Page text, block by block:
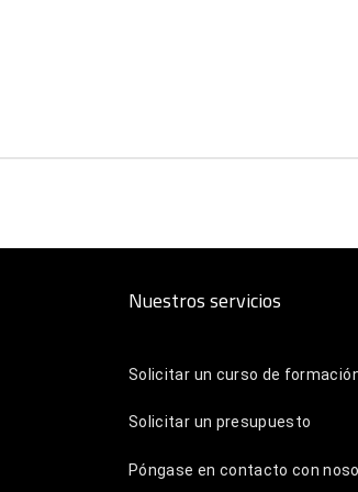
Nuestros servicios
Solicitar un curso de
Solicitar un presupuesto
Póngase en contacto con